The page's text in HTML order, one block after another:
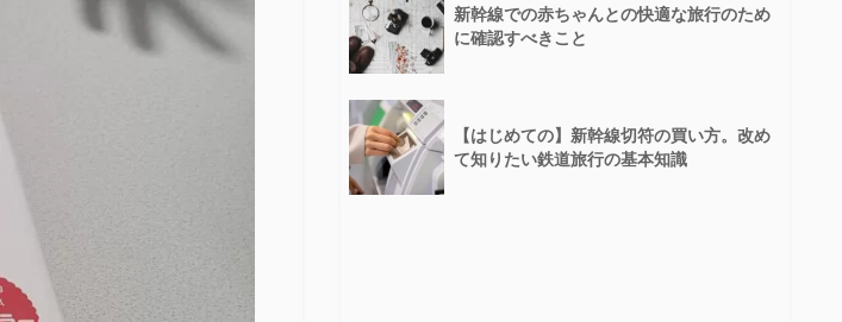
新幹線での赤ちゃんとの快適な旅行のため
に確認すべきこと
【はじめての】新幹線切符の買い方。改め
て知りたい鉄道旅行の基本知識